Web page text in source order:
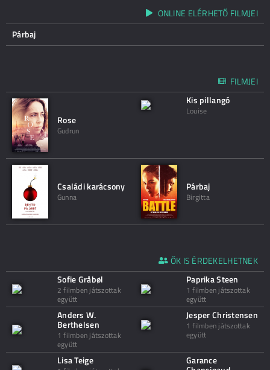
ONLINE ELÉRHETŐ FILMJEI
Párbaj
FILMJEI
Rose
Gudrun
Kis pillangó
Louise
Családi karácsony
Gunna
Párbaj
Birgitta
ŐK IS ÉRDEKELHETNEK
Sofie Gråbøl
2 filmben játszottak
együtt
Paprika Steen
1 filmben játszottak
együtt
Anders W.
Berthelsen
1 filmben játszottak
együtt
Jesper Christensen
1 filmben játszottak
együtt
Lisa Teige Garance